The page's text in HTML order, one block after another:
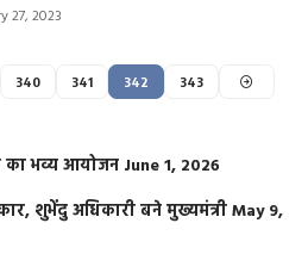
27, 2023
340 341 342 343
का भव्य आयोजन June 1, 2026
शुभेंदु अधिकारी बने मुख्यमंत्रीMay 9,